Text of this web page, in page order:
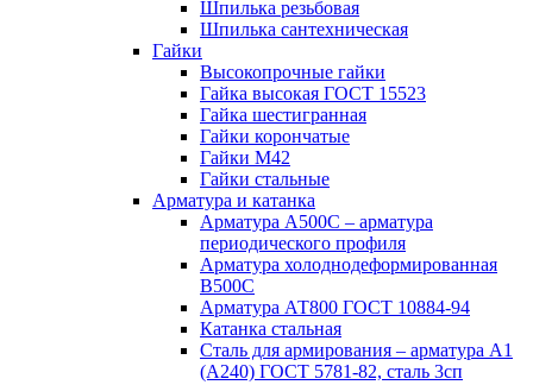
Шпилька резьбовая
Шпилька сантехническая
Гайки
Высокопрочные гайки
Гайка высокая ГОСТ 15523
Гайка шестигранная
Гайки корончатые
Гайки М42
Гайки стальные
Арматура и катанка
Арматура А500С – арматура
периодического профиля
Арматура холоднодеформированная
В500С
Арматура АТ800 ГОСТ 10884-94
Катанка стальная
Сталь для армирования – арматура А1
(А240) ГОСТ 5781-82, сталь 3сп